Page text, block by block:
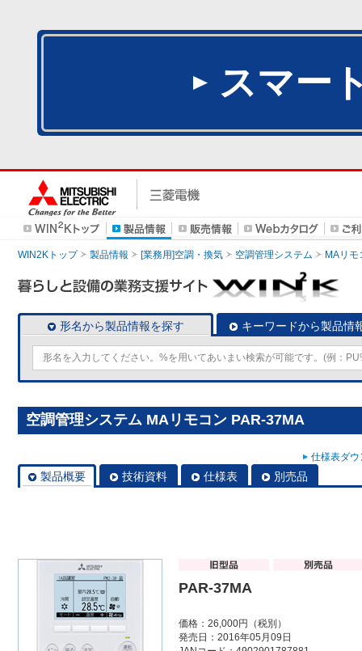
スマー
WIN2Kトップ 製品情報 [業務用]空調・換気 空調管理システム MAリモ
形名から製品情報を探す キーワードから製品情
空調管理システム MAリモコン PAR-37MA
仕様表ダ
製品概要 技術資料 仕様表 別売品
PAR-37MA
価格：26,000円（税別）
発売日：2016年05月09日